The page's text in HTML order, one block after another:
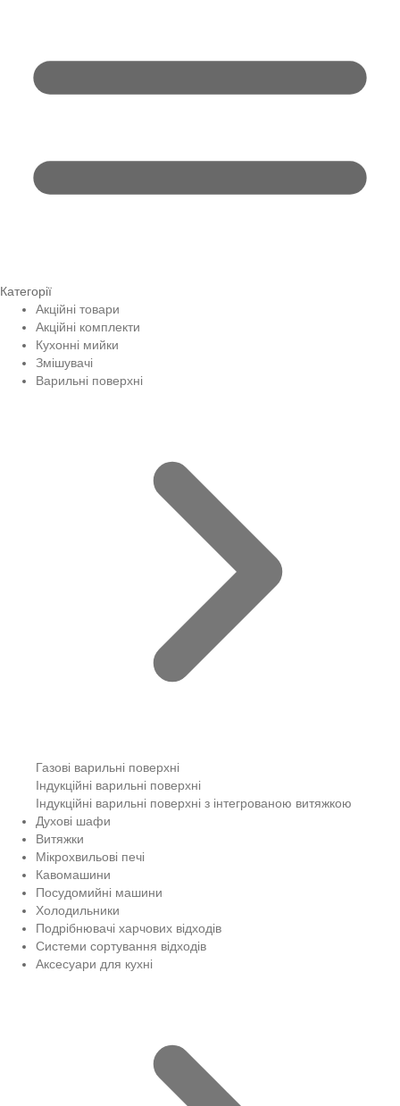
Категорії
Акційні товари
Акційні комплекти
Кухонні мийки
Змішувачі
Варильні поверхні
Газові варильні поверхні
Індукційні варильні поверхні
Індукційні варильні поверхні з інтегрованою витяжкою
Духові шафи
Витяжки
Мікрохвильові печі
Кавомашини
Посудомийні машини
Холодильники
Подрібнювачі харчових відходів
Системи сортування відходів
Аксесуари для кухні